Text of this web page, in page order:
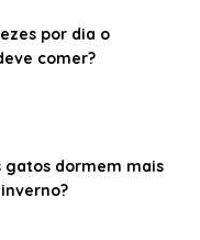
por dia o
comer?
gatos dormem mais